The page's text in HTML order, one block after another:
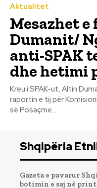
Aktualitet
Mesazhet
Dumanit/
anti-SPAK
dhe hetimi
Kreu i SPAK-ut, Altin
raportin e tij për
së Posaçme...
Shqipëria
Gazeta e pavarur
botimin e saj në